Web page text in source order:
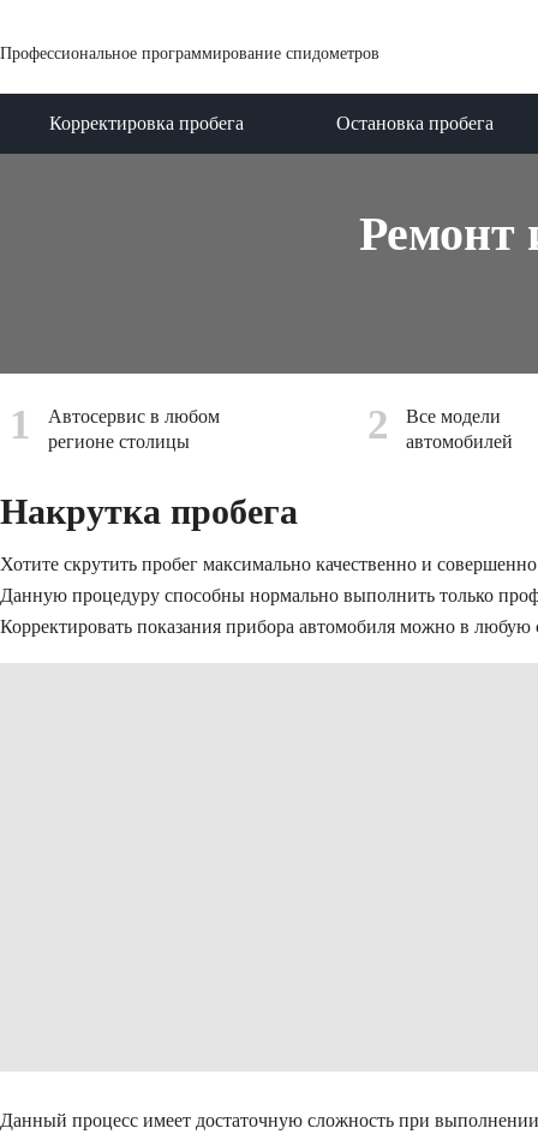
Профессиональное программирование спидометров
Корректировка пробега Остановка пробега
Ремонт
1
Автосервис в любом
регионе столицы
2
Все модели
автомобилей
Накрутка пробега
Хотите скрутить пробег максимально качественно и
Данную процедуру способны нормально выполнить только
Корректировать показания прибора автомобиля можно в любую
Данный процесс имеет достаточную сложность при